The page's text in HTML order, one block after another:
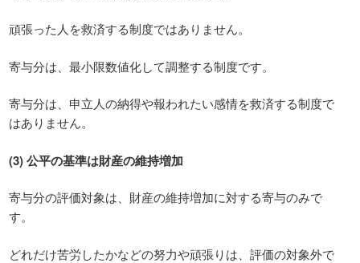
頑張った人を救済する制度ではありません。
寄与分は、最小限数値化して調整する制度です。
寄与分は、申立人の納得や報われたい感情を救済する制度で
はありません。
(3) 公平の基準は財産の維持増加
寄与分の評価対象は、財産の維持増加に対する寄与のみで
す。
どれだけ苦労したかなどの努力や頑張りは、評価の対象外で